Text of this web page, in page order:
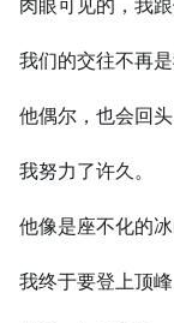
肉眼可见的，我
我们的交往不再
他偶尔，也会回头
我努力了许久。
他像是座不化的
我终于要登上顶峰